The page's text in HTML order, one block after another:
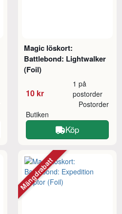
Magic löskort:
Battlebond: Lightwalker
(Foil)
10 kr
1 på
postorder
Butiken
Postorder
Köp
Mängdrabatt